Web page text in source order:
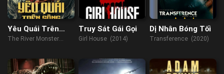
Yêu Quái Trên
Sông
The River Monster
Truy Sát Gái Gọi
Girl House (2014)
Dị Nhân Bóng Tối
Transference (2020)